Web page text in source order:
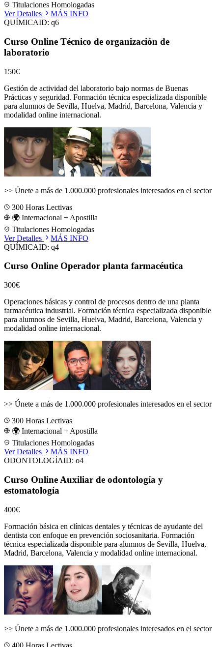
Titulaciones Homologadas
Ver Detalles
MÁS INFO
QUÍMICAID: q6
Curso Online Técnico de organización de
laboratorio
150€
Gestión de actividad del laboratorio bajo normas de Buenas
Prácticas y seguridad. Formación técnica especializada disponible
para alumnos de Sevilla, Huelva, Madrid, Barcelona, Valencia y
modalidad online internacional.
>> Únete a más de 1.000.000 profesionales interesados en el sector
300 Horas Lectivas
🌍 Internacional + Apostilla
Titulaciones Homologadas
Ver Detalles
MÁS INFO
QUÍMICAID: q4
Curso Online Operador planta farmacéutica
300€
Operaciones básicas y control de procesos dentro de una planta
farmacéutica industrial. Formación técnica especializada disponible
para alumnos de Sevilla, Huelva, Madrid, Barcelona, Valencia y
modalidad online internacional.
>> Únete a más de 1.000.000 profesionales interesados en el sector
300 Horas Lectivas
🌍 Internacional + Apostilla
Titulaciones Homologadas
Ver Detalles
MÁS INFO
ODONTOLOGÍAID: o4
Curso Online Auxiliar de odontología y
estomatología
400€
Formación básica en clínicas dentales y técnicas de ayudante del
dentista con enfoque en prevención sociosanitaria. Formación
técnica especializada disponible para alumnos de Sevilla, Huelva,
Madrid, Barcelona, Valencia y modalidad online internacional.
>> Únete a más de 1.000.000 profesionales interesados en el sector
400 Horas Lectivas